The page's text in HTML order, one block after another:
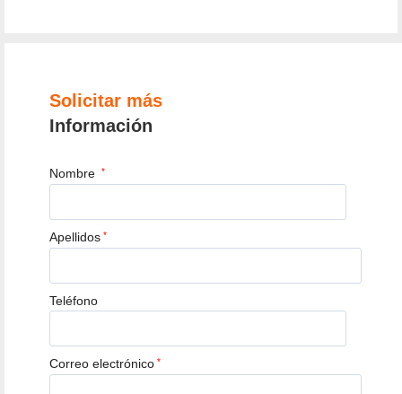
Solicitar más
Información
Nombre *
Apellidos *
Teléfono
Correo electrónico *